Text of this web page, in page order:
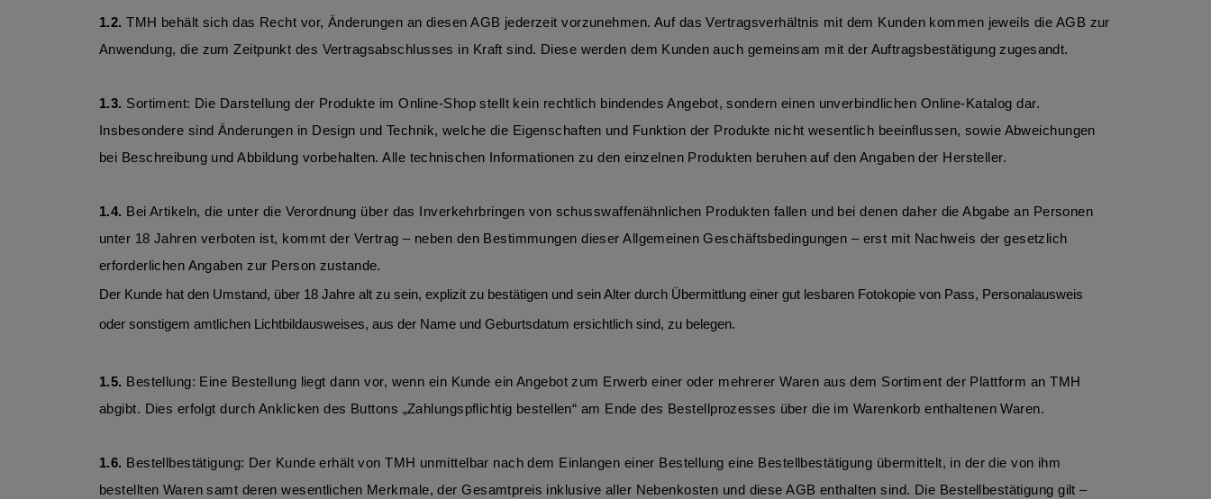
1.2. TMH behält sich das Recht vor, Änderungen an diesen AGB jederzeit vorzunehmen. Auf das Vertragsverhältnis mit dem Kunden kommen jeweils die AGB zur
Anwendung, die zum Zeitpunkt des Vertragsabschlusses in Kraft sind. Diese werden dem Kunden auch gemeinsam mit der Auftragsbestätigung zugesandt.
1.3. Sortiment: Die Darstellung der Produkte im Online-Shop stellt kein rechtlich bindendes Angebot, sondern einen unverbindlichen Online-Katalog dar.
Insbesondere sind Änderungen in Design und Technik, welche die Eigenschaften und Funktion der Produkte nicht wesentlich beeinflussen, sowie Abweichungen
bei Beschreibung und Abbildung vorbehalten. Alle technischen Informationen zu den einzelnen Produkten beruhen auf den Angaben der Hersteller.
1.4. Bei Artikeln, die unter die Verordnung über das Inverkehrbringen von schusswaffenähnlichen Produkten fallen und bei denen daher die Abgabe an Personen
unter 18 Jahren verboten ist, kommt der Vertrag – neben den Bestimmungen dieser Allgemeinen Geschäftsbedingungen – erst mit Nachweis der gesetzlich
erforderlichen Angaben zur Person zustande.
Der Kunde hat den Umstand, über 18 Jahre alt zu sein, explizit zu bestätigen und sein Alter durch Übermittlung einer gut lesbaren Fotokopie von Pass, Personalausweis
oder sonstigem amtlichen Lichtbildausweises, aus der Name und Geburtsdatum ersichtlich sind, zu belegen.
1.5. Bestellung: Eine Bestellung liegt dann vor, wenn ein Kunde ein Angebot zum Erwerb einer oder mehrerer Waren aus dem Sortiment der Plattform an TMH
abgibt. Dies erfolgt durch Anklicken des Buttons „Zahlungspflichtig bestellen“ am Ende des Bestellprozesses über die im Warenkorb enthaltenen Waren.
1.6. Bestellbestätigung: Der Kunde erhält von TMH unmittelbar nach dem Einlangen einer Bestellung eine Bestellbestätigung übermittelt, in der die von ihm
bestellten Waren samt deren wesentlichen Merkmale, der Gesamtpreis inklusive aller Nebenkosten und diese AGB enthalten sind. Die Bestellbestätigung gilt –